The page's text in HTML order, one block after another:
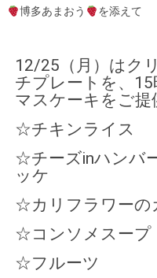
博多あまおう を添えて
12/25（月）はク
チプレートを、
マスケーキをご提
☆チキンライス
☆チーズinハンバ
ッケ
☆カリフラワーの
☆コンソメスープ
☆フルーツ